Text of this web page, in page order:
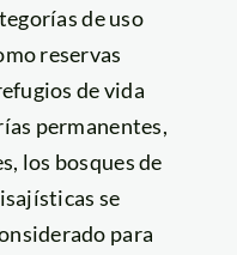
de uso
reservas
de vida
permanentes,
los bosques de
se
para